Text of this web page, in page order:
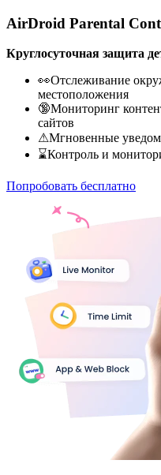
AirDroid Parental
Круглосуточная защита
👀Отслеживание
местоположения
🔞Мониторинг
сайтов
⚠Мгновенные
⌛Контроль и
Попробовать бесплатно